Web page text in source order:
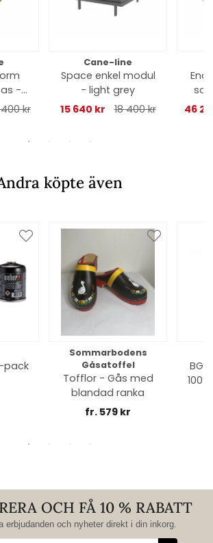
-
kr
Cane-line
Space enkel modul
- light grey
15 640 kr
18 400 kr
46
köpte även
pack
Sommarbodens
Gåsatoffel
Tofflor - Gås med
blandad ranka
fr. 579 kr
OCH FÅ 10 % RABATT
erbjudanden och nyheter direkt i din inkorg.